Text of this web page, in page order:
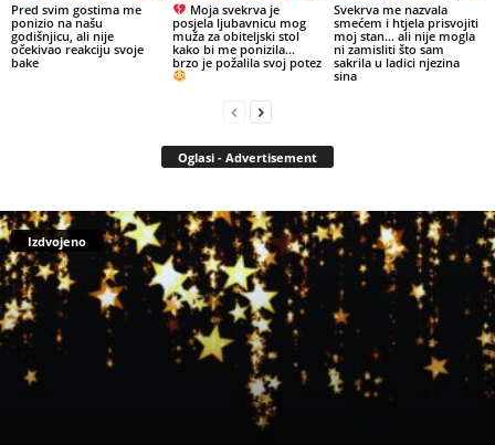
Pred svim gostima me
ponizio na našu
godišnjicu, ali nije
očekivao reakciju svoje
bake
Moja svekrva je
posjela ljubavnicu mog
muža za obiteljski stol
kako bi me ponizila…
brzo je požalila svoj potez
Svekrva me nazvala
smećem i htjela prisvojiti
moj stan… ali nije mogla
ni zamisliti što sam
sakrila u ladici njezina
sina
Oglasi - Advertisement
Izdvojeno